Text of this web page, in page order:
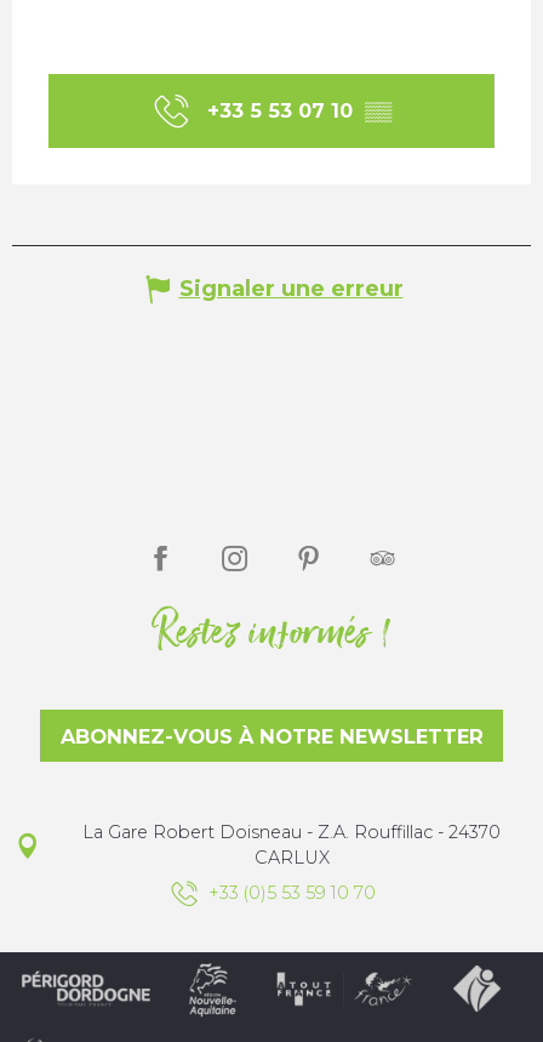
+33 5 53 07 10 ▒▒
Signaler une erreur
Restez informés !
ABONNEZ-VOUS À NOTRE NEWSLETTER
La Gare Robert Doisneau - Z.A. Rouffillac - 24370
CARLUX
+33 (0)5 53 59 10 70